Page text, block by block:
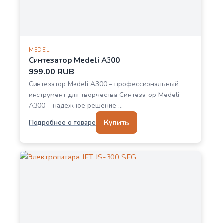
MEDELI
Синтезатор Medeli A300
999.00 RUB
Синтезатор Medeli A300 – профессиональный
инструмент для творчества Синтезатор Medeli
A300 – надежное решение …
Подробнее о товаре
Купить